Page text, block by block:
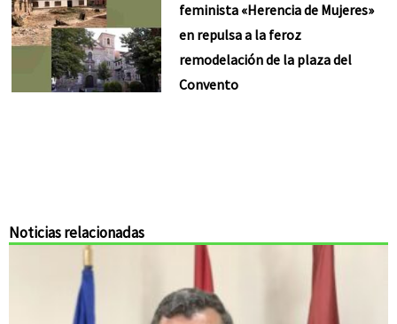
feminista «Herencia de Mujeres»
en repulsa a la feroz
remodelación de la plaza del
Convento
Noticias relacionadas